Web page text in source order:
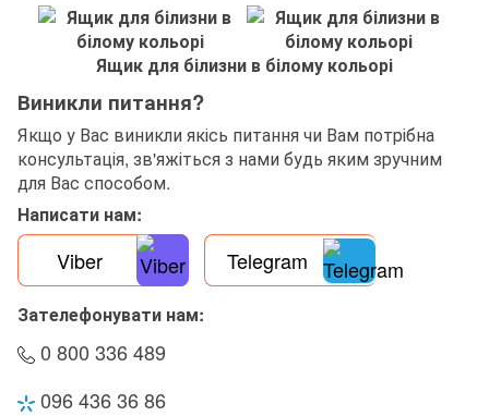
Ящик для білизни в білому кольорі
Виникли питання?
Якщо у Вас виникли якісь питання чи Вам потрібна
консультація, зв'яжіться з нами будь яким зручним
для Вас способом.
Написати нам:
Viber Telegram
Зателефонувати нам:
0 800 336 489
096 436 36 86